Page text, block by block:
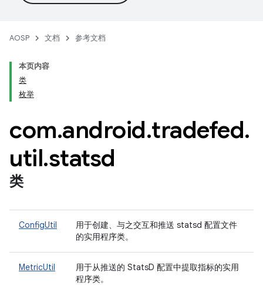
AOSP 文档 参考文档
本页内容
类
枚举
com.android.tradefed.
util.statsd
类
ConfigUtil
用于创建、与之交互和推送 statsd 配置文件
的实用程序类。
MetricUtil
用于从推送的 StatsD 配置中提取指标的实用
程序类。